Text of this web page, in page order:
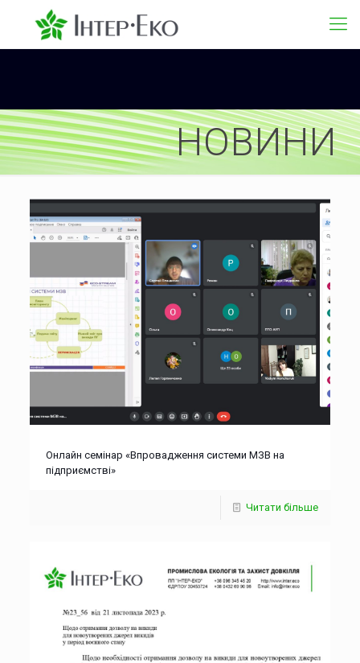
НОВИНИ
Онлайн семінар «Впровадження системи МЗВ на
підприємстві»
Читати більше